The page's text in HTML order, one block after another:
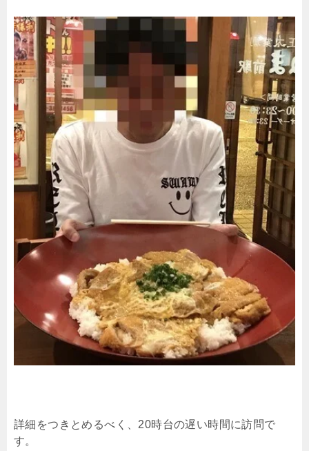
詳細をつきとめるべく、20時台の遅い時間に訪問で
す。